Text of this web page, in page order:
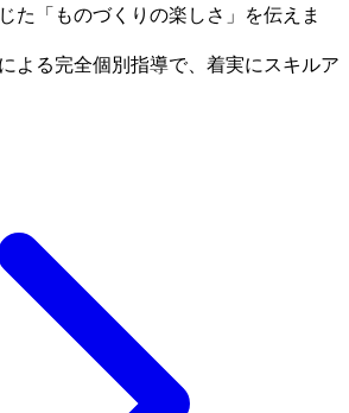
た「ものづくりの楽しさ」を伝えま
よる完全個別指導で、着実にスキルア